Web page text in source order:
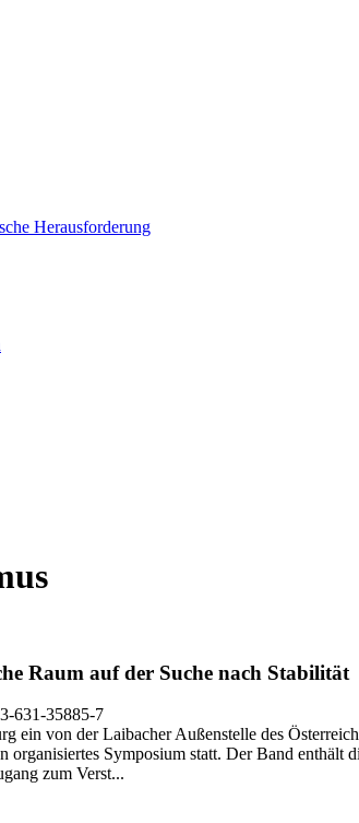
Herausforderung
Raum auf der Suche nach Stabilität
631-35885-7
ein von der Laibacher Außenstelle des
Symposium statt. Der Band enthält
zum Verst...